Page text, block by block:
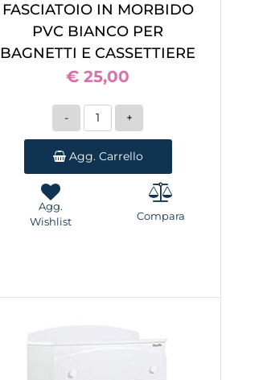
FASCIATOIO IN MORBIDO
PVC BIANCO PER
BAGNETTI E CASSETTIERE
€ 25,00
Quantità
Agg. Carrello
Agg.
Wishlist
Compara